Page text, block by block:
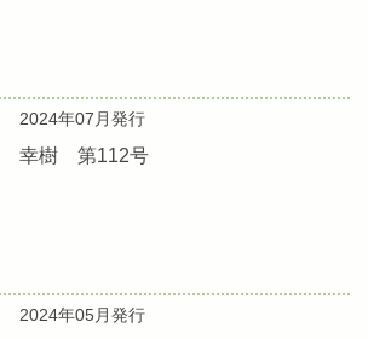
2024年07月発行
幸樹 第112号
2024年05月発行